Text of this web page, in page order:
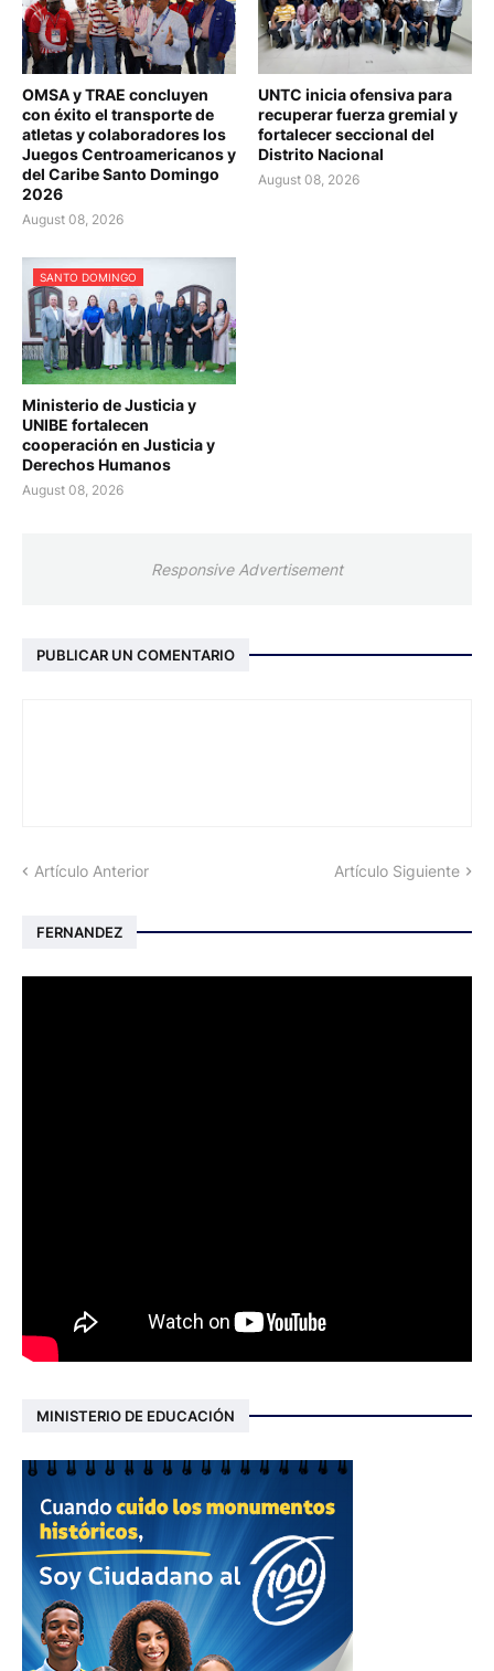
OMSA y TRAE concluyen
con éxito el transporte de
atletas y colaboradores los
Juegos Centroamericanos y
del Caribe Santo Domingo
2026
August 08, 2026
UNTC inicia ofensiva para
recuperar fuerza gremial y
fortalecer seccional del
Distrito Nacional
August 08, 2026
SANTO DOMINGO
Ministerio de Justicia y
UNIBE fortalecen
cooperación en Justicia y
Derechos Humanos
August 08, 2026
Responsive Advertisement
PUBLICAR UN COMENTARIO
Artículo Anterior Artículo Siguiente
FERNANDEZ
MINISTERIO DE EDUCACIÓN